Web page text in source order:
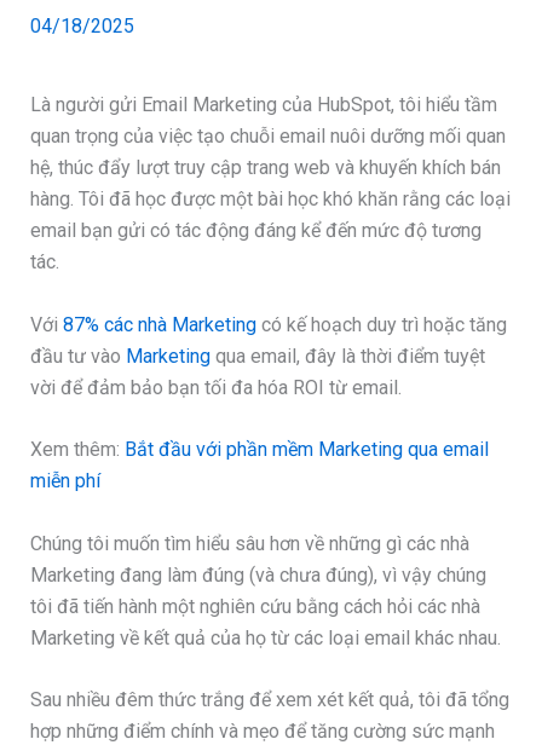
04/18/2025
Là người gửi Email Marketing của HubSpot, tôi hiểu tầm
quan trọng của việc tạo chuỗi email nuôi dưỡng mối quan
hệ, thúc đẩy lượt truy cập trang web và khuyến khích bán
hàng. Tôi đã học được một bài học khó khăn rằng các loại
email bạn gửi có tác động đáng kể đến mức độ tương
tác.
Với 87% các nhà Marketing có kế hoạch duy trì hoặc tăng
đầu tư vào Marketingqua email, đây là thời điểm tuyệt
vời để đảm bảo bạn tối đa hóa ROI từ email.
Xem thêm: Bắt đầu với phần mềm Marketing qua email
miễn phí
Chúng tôi muốn tìm hiểu sâu hơn về những gì các nhà
Marketing đang làm đúng (và chưa đúng), vì vậy chúng
tôi đã tiến hành một nghiên cứu bằng cách hỏi các nhà
Marketing về kết quả của họ từ các loại email khác nhau.
Sau nhiều đêm thức trắng để xem xét kết quả, tôi đã tổng
hợp những điểm chính và mẹo để tăng cường sức mạnh